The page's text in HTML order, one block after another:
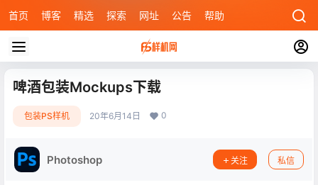
首页 博客 精选 探索 网址 公告 帮助
啤酒包装Mockups下载
包装PS样机 20年6月14日 0
Photoshop 关注 私信